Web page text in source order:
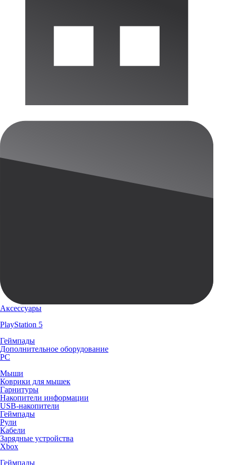
Аксессуары
PlayStation 5
Геймпады
Дополнительное оборудование
PC
Мыши
Коврики для мышек
Гарнитуры
Накопители информации
USB-накопители
Геймпады
Рули
Кабели
Зарядные устройства
Xbox
Геймпады